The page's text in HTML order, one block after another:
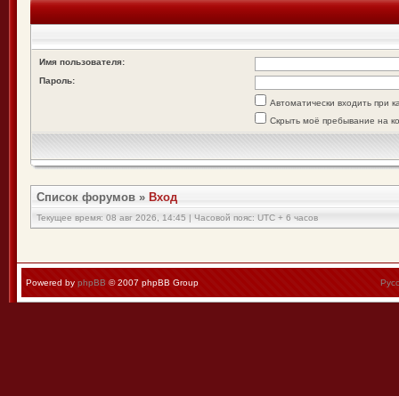
Имя пользователя:
Пароль:
Автоматически входить при
Скрыть моё пребывание на
Список форумов » Вход
Текущее время: 08 авг 2026, 14:45 | Часовой пояс: UTC + 6 часов
Powered by phpBB © 2007 phpBB Group